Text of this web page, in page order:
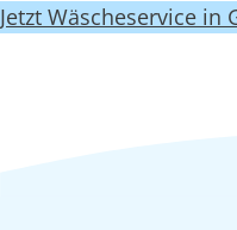
Jetzt Wäscheservice in